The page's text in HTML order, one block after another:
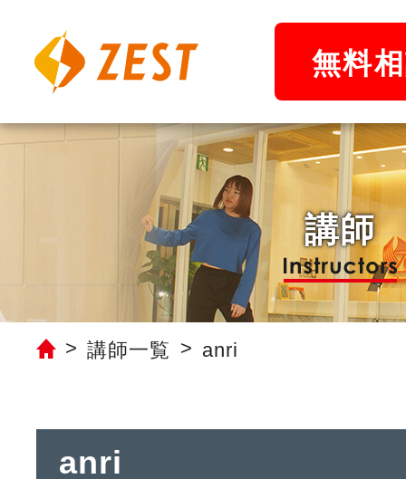
無料
講師
講師一覧 anri
anri